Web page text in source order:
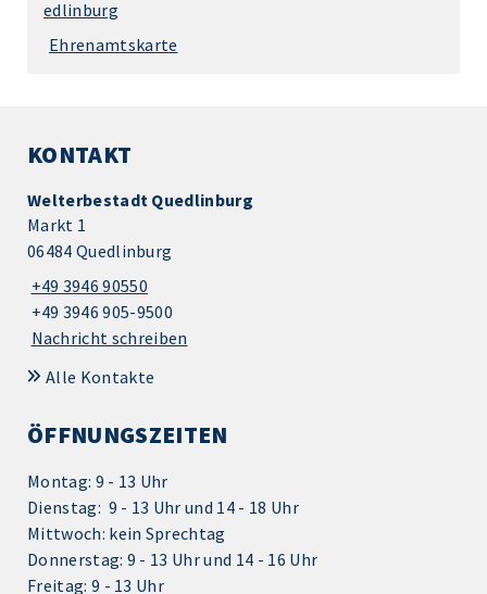
edlinburg
Ehrenamtskarte
KONTAKT
Welterbestadt Quedlinburg
Markt 1
06484 Quedlinburg
+49 3946 90550
+49 3946 905-9500
Nachricht schreiben
Alle Kontakte
ÖFFNUNGSZEITEN
Montag: 9 - 13 Uhr
Dienstag: 9 - 13 Uhr und 14 - 18 Uhr
Mittwoch: kein Sprechtag
Donnerstag: 9 - 13 Uhr und 14 - 16 Uhr
Freitag: 9 - 13 Uhr